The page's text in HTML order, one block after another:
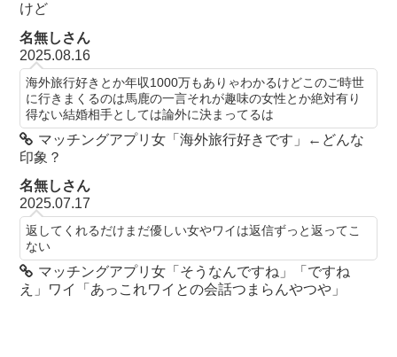
けど
名無しさん
2025.08.16
海外旅行好きとか年収1000万もありゃわかるけどこのご時世
に行きまくるのは馬鹿の一言それが趣味の女性とか絶対有り
得ない結婚相手としては論外に決まってるは
マッチングアプリ女「海外旅行好きです」←どんな
印象？
名無しさん
2025.07.17
返してくれるだけまだ優しい女やワイは返信ずっと返ってこ
ない
マッチングアプリ女「そうなんですね」「ですね
え」ワイ「あっこれワイとの会話つまらんやつや」